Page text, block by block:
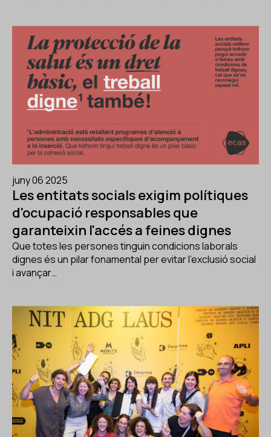
juny 06 2025
Les entitats socials exigim polítiques
d'ocupació responsables que
garanteixin l'accés a feines dignes
Que totes les persones tinguin condicions laborals
dignes és un pilar fonamental per evitar l'exclusió social
i avançar…